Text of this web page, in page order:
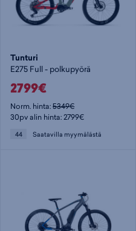
Tunturi
E275 Full - polkupyörä
2799€
Norm. hinta:5349€
30pv alin hinta: 2799€
44 Saatavilla myymälästä